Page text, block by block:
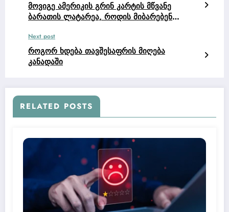
მოვიგე ამერიკის გრინ კარტის მწვანე
ბარათის ლატარეა, როდის მიბარებენ
როგორ გავიგო?
Next post
როგორ ხდება თავშესაფრის მიღება
კანადაში
RELATED POSTS